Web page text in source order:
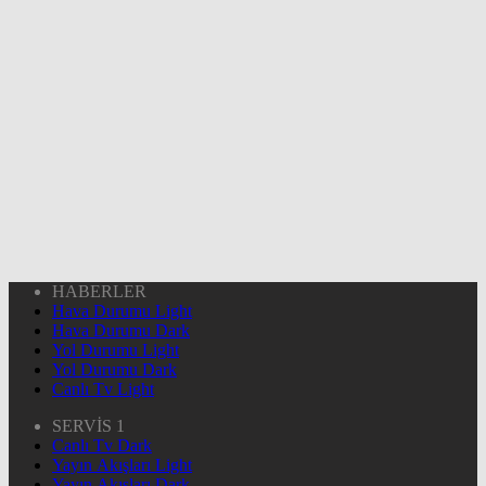
HABERLER
Hava Durumu Light
Hava Durumu Dark
Yol Durumu Light
Yol Durumu Dark
Canlı Tv Light
SERVİS 1
Canlı Tv Dark
Yayın Akışları Light